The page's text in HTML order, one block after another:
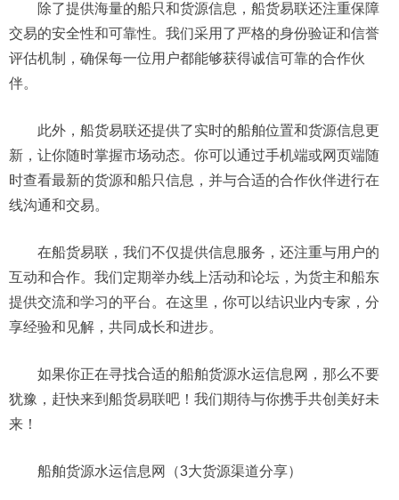
除了提供海量的船只和货源信息，船货易联还注重保障
交易的安全性和可靠性。我们采用了严格的身份验证和信誉
评估机制，确保每一位用户都能够获得诚信可靠的合作伙
伴。
此外，船货易联还提供了实时的船舶位置和货源信息更
新，让你随时掌握市场动态。你可以通过手机端或网页端随
时查看最新的货源和船只信息，并与合适的合作伙伴进行在
线沟通和交易。
在船货易联，我们不仅提供信息服务，还注重与用户的
互动和合作。我们定期举办线上活动和论坛，为货主和船东
提供交流和学习的平台。在这里，你可以结识业内专家，分
享经验和见解，共同成长和进步。
如果你正在寻找合适的船舶货源水运信息网，那么不要
犹豫，赶快来到船货易联吧！我们期待与你携手共创美好未
来！
船舶货源水运信息网（3大货源渠道分享）